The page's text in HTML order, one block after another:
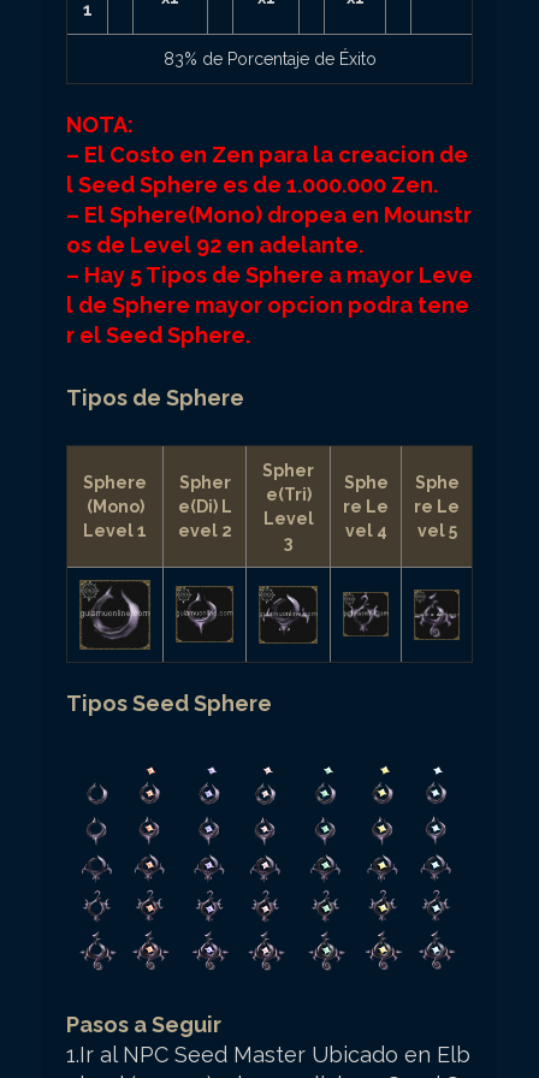
1
83% de Porcentaje de Éxito
NOTA:
– El Costo en Zen para la creacion de
l Seed Sphere es de 1.000.000 Zen.
– El Sphere(Mono) dropea en Mounstr
os de Level 92 en adelante.
– Hay 5 Tipos de Sphere a mayor Leve
l de Sphere mayor opcion podra tene
r el Seed Sphere.
Tipos de Sphere
Sphere
(Mono)
Level 1
Spher
e(Di) L
evel 2
Spher
e(Tri)
Level
3
Sphe
re Le
vel 4
Sphe
re Le
vel 5
Tipos Seed Sphere
Pasos a Seguir
1.Ir al NPC Seed Master Ubicado en Elb